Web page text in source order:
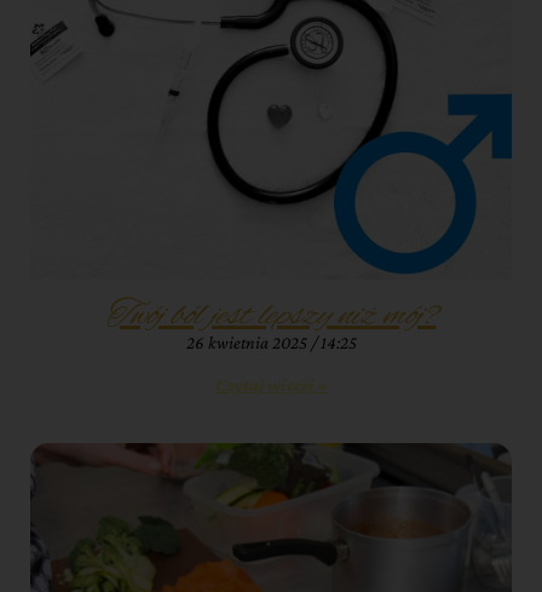
Twój ból jest lepszy niż mój?
26 kwietnia 2025 14:25
Czytaj więcej »